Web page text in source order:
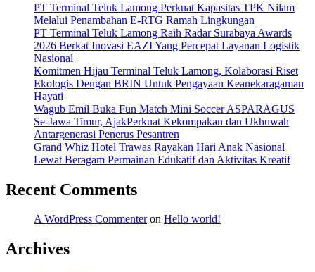
PT Terminal Teluk Lamong Perkuat Kapasitas TPK Nilam
Melalui Penambahan E-RTG Ramah Lingkungan
PT Terminal Teluk Lamong Raih Radar Surabaya Awards
2026 Berkat Inovasi EAZI Yang Percepat Layanan Logistik
Nasional
Komitmen Hijau Terminal Teluk Lamong, Kolaborasi Riset
Ekologis Dengan BRIN Untuk Pengayaan Keanekaragaman
Hayati
Wagub Emil Buka Fun Match Mini Soccer ASPARAGUS
Se-Jawa Timur, AjakPerkuat Kekompakan dan Ukhuwah
Antargenerasi Penerus Pesantren
Grand Whiz Hotel Trawas Rayakan Hari Anak Nasional
Lewat Beragam Permainan Edukatif dan Aktivitas Kreatif
Recent Comments
A WordPress Commenteron Hello world!
Archives